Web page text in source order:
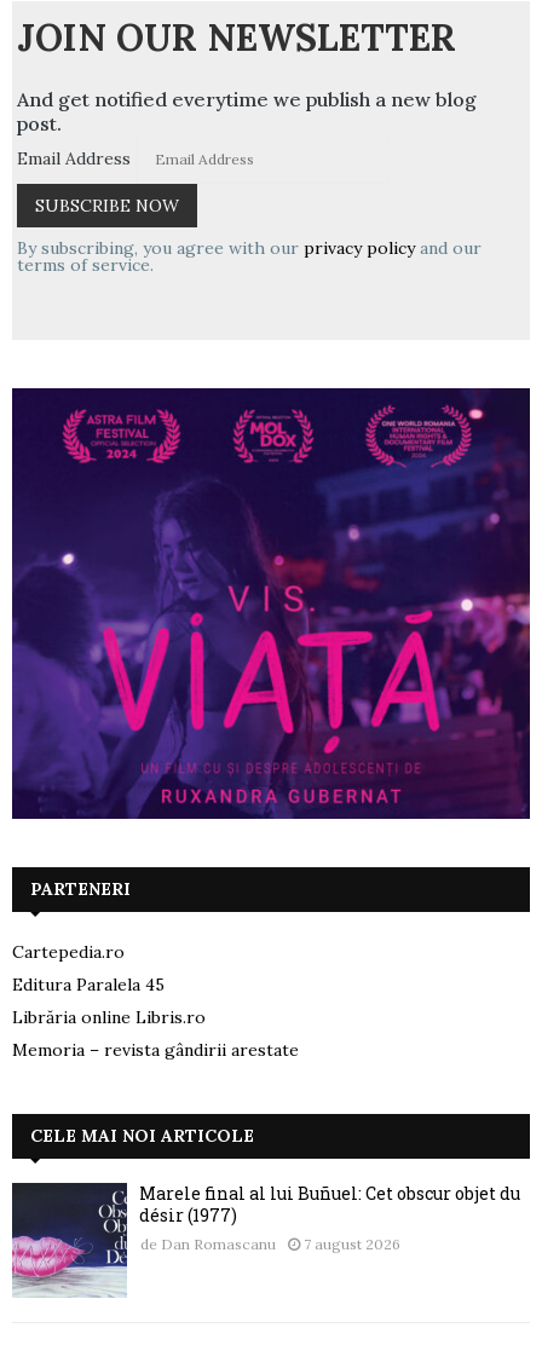
JOIN OUR NEWSLETTER
And get notified everytime we publish a new blog
post.
Email Address
By subscribing, you agree with our privacy policyand our
terms of service.
PARTENERI
Cartepedia.ro
Editura Paralela 45
Librăria online Libris.ro
Memoria – revista gândirii arestate
CELE MAI NOI ARTICOLE
Marele final al lui Buñuel: Cet obscur objet du
désir (1977)
de Dan Romascanu 7 august 2026